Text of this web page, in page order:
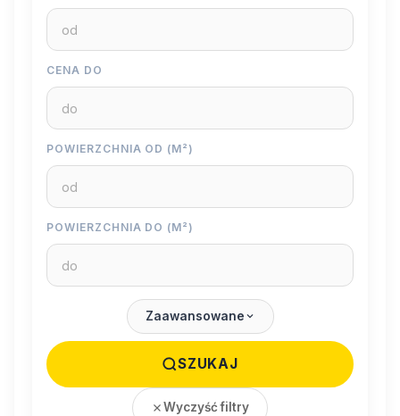
CENA DO
POWIERZCHNIA OD (M²)
POWIERZCHNIA DO (M²)
Zaawansowane
SZUKAJ
Wyczyść filtry